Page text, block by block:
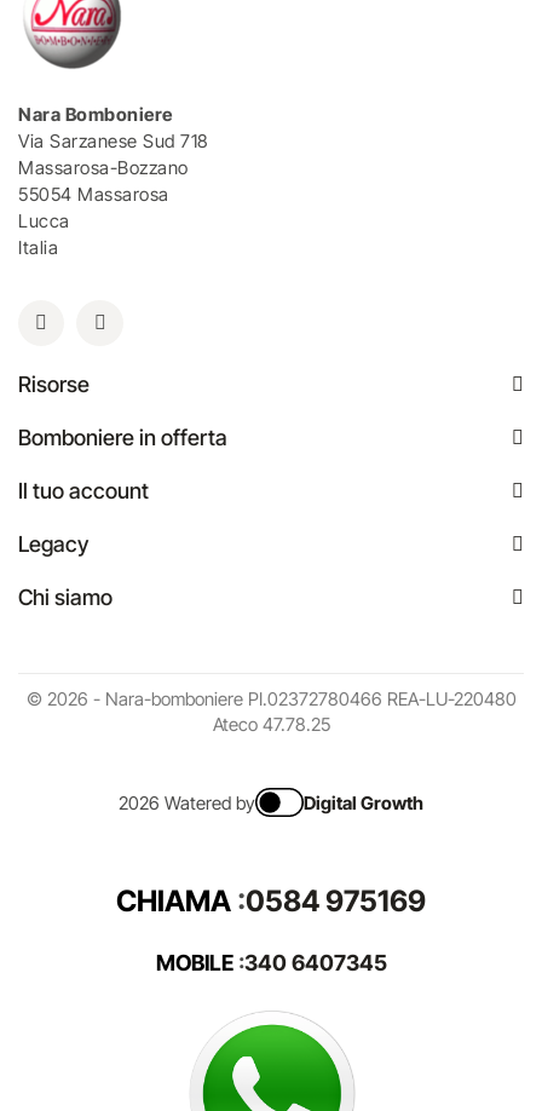
Nara Bomboniere
Via Sarzanese Sud 718
Massarosa-Bozzano
55054 Massarosa
Lucca
Italia
Risorse
Bomboniere in offerta
Il tuo account
Legacy
Chi siamo
© 2026 - Nara-bomboniere PI.02372780466 REA-LU-220480
Ateco 47.78.25
2026 Watered by Digital Growth
CHIAMA :0584 975169
MOBILE:340 6407345